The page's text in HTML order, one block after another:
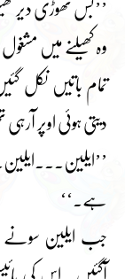
’’بس تھوڑی دیر
وہ کھیلنے میں
تمام باتیں نکل
دیتی ہوئی اوپر آرہی
’’ایلین۔۔۔ایلین۔۔!
ہے۔‘‘
جب ایلین سونے